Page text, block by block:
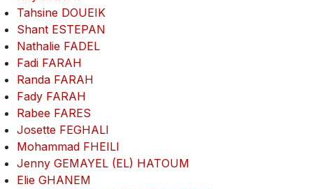
Tahsine DOUEIK
Shant ESTEPAN
Nathalie FADEL
Fadi FARAH
Randa FARAH
Fady FARAH
Rabee FARES
Josette FEGHALI
Mohammad FHEILI
Jenny GEMAYEL (EL) HATOUM
Elie GHANEM